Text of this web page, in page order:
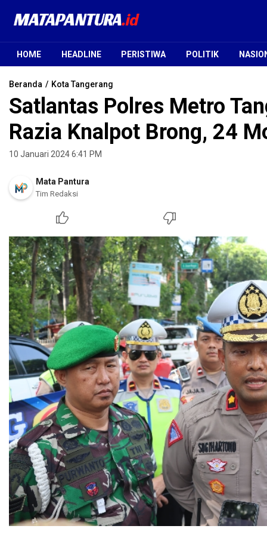
Mata Pantura
Jendela Informasi Terpercaya
HOME HEADLINE PERISTIWA POLITIK
Beranda Kota Tangerang
Satlantas Polres Metro
Razia Knalpot Brong, 24
10 Januari 2024 6:41 PM
Mata Pantura
Tim Redaksi